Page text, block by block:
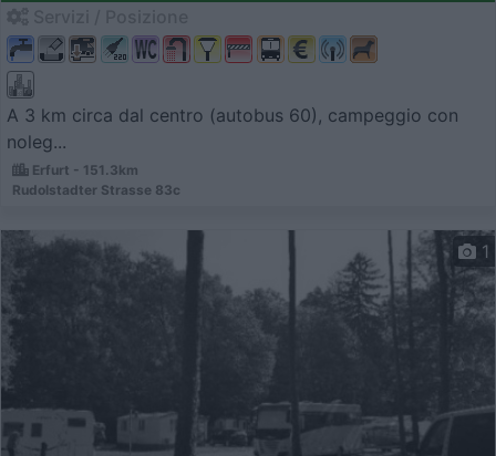
A 3 km circa dal centro (autobus 60), campeggio con
noleg...
Erfurt - 151.3km
Rudolstadter Strasse 83c
1